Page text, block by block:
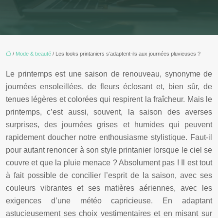
/ Mode & beauté / Les looks printaniers s’adaptent-ils aux journées pluvieuses ?
Le printemps est une saison de renouveau, synonyme de
journées ensoleillées, de fleurs éclosant et, bien sûr, de
tenues légères et colorées qui respirent la fraîcheur. Mais le
printemps, c’est aussi, souvent, la saison des averses
surprises, des journées grises et humides qui peuvent
rapidement doucher notre enthousiasme stylistique. Faut-il
pour autant renoncer à son style printanier lorsque le ciel se
couvre et que la pluie menace ? Absolument pas ! Il est tout
à fait possible de concilier l’esprit de la saison, avec ses
couleurs vibrantes et ses matières aériennes, avec les
exigences d’une météo capricieuse. En adaptant
astucieusement ses choix vestimentaires et en misant sur